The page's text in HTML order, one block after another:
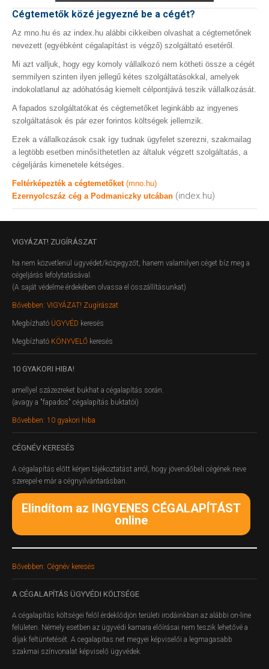
Cégtemetők közé jegyezné be a cégét?
Az mno.hu és az index.hu alábbi cikkeiben olvashat a cégtemetőnek
nevezett (egyébként cégalapítást is végző) szolgáltató esetéről.
Mi azt valljuk, hogy egy komoly vállalkozó nem kötheti össze a cégét
semmilyen szinten ilyen jellegű kétes szolgáltatásokkal, amelyek
indokolatlanul az adóhatóság kiemelt célpontjává teszik vállalkozását.
A fapados szolgáltatókat és cégtemetőket leginkább az ingyenes
szolgáltatások és pár ezer forintos költségek jellemzik.
Ezek a vállalkozások csak így tudnak ügyfelet szerezni, szakmailag
a legtöbb esetben minősíthetetlen az általuk végzett szolgáltatás, a
cégeljárás kimenetele kétséges.
Feltérképezték a cégtemetőket (mno.hu)
Ezernyolcszáz cég a Podmaniczky utcában (index.hu)
VIGYÁZAT! ZUGÍRÁSZAT
ha nem közvetlenül ügyvédet/közjegyzőt, hanem valamilyen céget bíz meg a
cégeljárás lefolytatásával.
(A saját védelme érdekében olvassa el összállításunkat)
Bővebben: VIGYÁZAT! Zugírászat
Megbízható ÜGYVÉD keresés
Megbízható KÖNYVELŐ keresés
10 GYAKORI HIBA!
amellyel százezreket bukhat a cégalapítás során.
(avagy a "fapados" cégalapítás buktatói)
Bővebben: 10 gyakori hiba
CÉGNÉV KERESÉS
A cégalapítás előtt kérjen tájékoztatást arról, hogy jövendőbeli cégének neve
szerepel-e már a cégnyilvántarásban.
Elindítom az INGYENES CÉGALAPÍTÁST
online
Bővebben: Cégnév keresés
A CÉGALAPÍTÁS ÜGYVÉDI KÖLTSÉGE
A cégalapítás költségei felől érdeklődjön területi irodáinkban az alábbi on-line
felületen. Némely esetben az ügyvédi kamara előírásai nem teszik lehetővé a
díjak feltüntetését. A cegalapitas.net megyei képviselői a legmagasabb
szakmai színvonalat képviselő ügyvédek.